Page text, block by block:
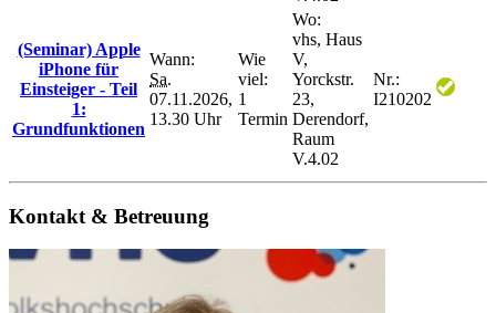
(Seminar) Apple
iPhone für
Einsteiger - Teil
1:
Grundfunktionen
Wann:
Sa.
07.11.2026,
13.30 Uhr
Wie
viel:
1
Termin
Wo:
vhs, Haus
V,
Yorckstr.
23,
Derendorf,
Raum
V.4.02
Nr.:
I210202
Kontakt & Betreuung